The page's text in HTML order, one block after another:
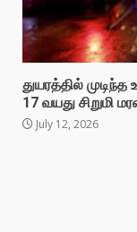
துயரத்தில்
17 வயது சிறுமி
July 12, 2026